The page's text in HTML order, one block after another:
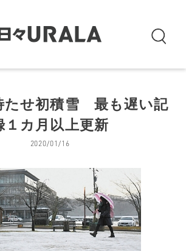
たせ初積雪 最も遅い記
１カ月以上更新
2020/01/16